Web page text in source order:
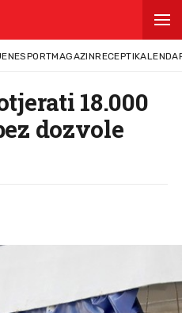
SPORTMAGAZINRECEPTI
18.000
dozvole